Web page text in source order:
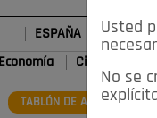
ESPAÑA
Economía
TABLÓN DE ANUNCIOS
Usted
No se